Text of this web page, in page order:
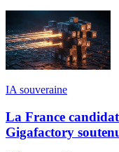
IA souveraine
La France
Gigafactory